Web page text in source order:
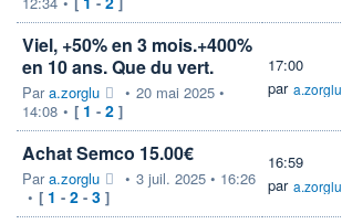
Viel, +50% en 3 mois.+400%
en 10 ans. Que du vert.
Para.zorglu • 20 mai 2025 •
14:08 • [ 1 - 2 ]
17:00
par a.zorglu
Achat Semco 15.00€
Para.zorglu • 3 juil. 2025 • 16:26
• [ 1 - 2 - 3 ]
16:59
par a.zorglu